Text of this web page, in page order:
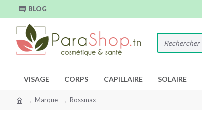
BLOG
VISAGE CORPS CAPILLAIRE SOLAIRE
Marque Rossmax